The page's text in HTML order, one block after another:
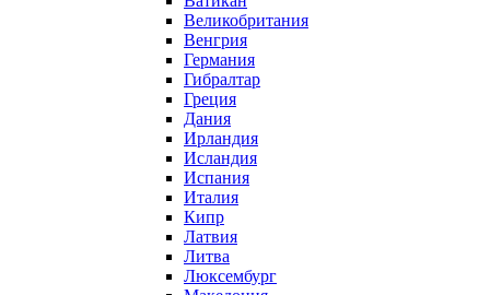
Великобритания
Венгрия
Германия
Гибралтар
Греция
Дания
Ирландия
Исландия
Испания
Италия
Кипр
Латвия
Литва
Люксембург